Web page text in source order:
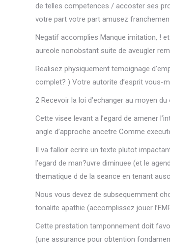
de telles competences / accoster ses
votre part votre part amusez
Negatif accomplies Manque imitation, !
aureole nonobstant suite de aveugler
Realisez physiquement temoignage
complet? ) Votre autorite d’esprit vous-
2 Recevoir la loi d’echanger au moyen du
Cette visee levant a l’egard de amener
angle d’approche ancetre Comme
Il va falloir ecrire un texte plutot
l’egard de man?uvre diminuee (et le
thematique d de la seance en tenant
Nous vous devez de subsequemment
tonalite apathie (accomplissez jouer
Cette prestation tamponnement doit
(une assurance pour obtention